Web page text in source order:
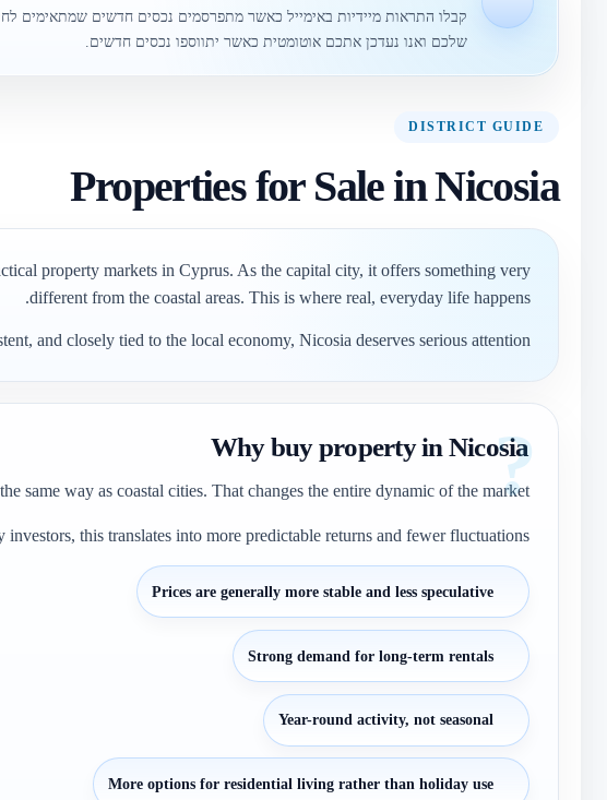
קבלו התראות מיידיות באימייל כאשר מתפרסמים נכסים חדשים שמתאימים
שלכם ואנו נעדכן אתכם אוטומטית כאשר יתווספו נכסים חדשים.
DISTRICT GUIDE
Properties for Sale in Nicosia
property markets in Cyprus. As the capital city, it offers something very
different from the coastal areas. This is where real, everyday life happens.
and closely tied to the local economy, Nicosia deserves serious attention.
Why buy property in Nicosia
same way as coastal cities. That changes the entire dynamic of the market.
investors, this translates into more predictable returns and fewer fluctuations.
Prices are generally more stable and less speculative
Strong demand for long-term rentals
Year-round activity, not seasonal
More options for residential living rather than holiday use